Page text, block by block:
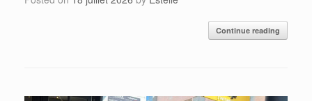
Continue reading